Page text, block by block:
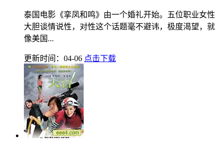
泰国电影《挛凤和鸣》由一个婚礼开始。五位职业女性
大胆谈情说性，对性这个话题毫不避讳，极度渴望，就
像美国...
更新时间：04-06 点击下载